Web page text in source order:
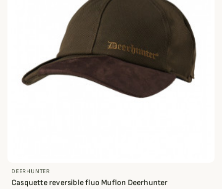
DEERHUNTER
Casquette reversible fluo Muflon Deerhunter